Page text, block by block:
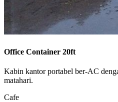
Office Container 20ft
Kabin kantor portabel ber-AC
matahari.
Cafe